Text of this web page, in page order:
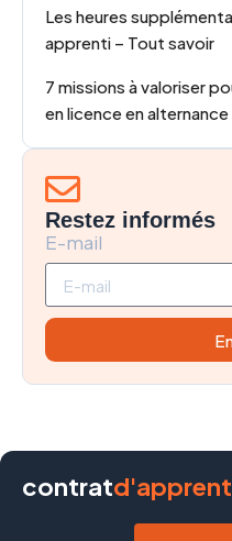
Les heures
apprenti – Tout savoir
7 missions à valoriser
en licence en alternance
Restez informés
E-mail
contrat